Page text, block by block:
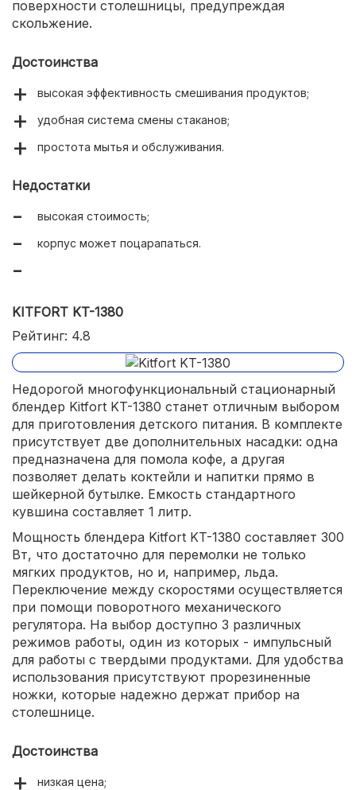
поверхности столешницы, предупреждая
скольжение.
Достоинства
высокая эффективность смешивания продуктов;
удобная система смены стаканов;
простота мытья и обслуживания.
Недостатки
высокая стоимость;
корпус может поцарапаться.
KITFORT KT-1380
Рейтинг: 4.8
Недорогой многофункциональный стационарный
блендер Kitfort KT-1380 станет отличным выбором
для приготовления детского питания. В комплекте
присутствует две дополнительных насадки: одна
предназначена для помола кофе, а другая
позволяет делать коктейли и напитки прямо в
шейкерной бутылке. Емкость стандартного
кувшина составляет 1 литр.
Мощность блендера Kitfort KT-1380 составляет 300
Вт, что достаточно для перемолки не только
мягких продуктов, но и, например, льда.
Переключение между скоростями осуществляется
при помощи поворотного механического
регулятора. На выбор доступно 3 различных
режимов работы, один из которых - импульсный
для работы с твердыми продуктами. Для удобства
использования присутствуют прорезиненные
ножки, которые надежно держат прибор на
столешнице.
Достоинства
низкая цена;